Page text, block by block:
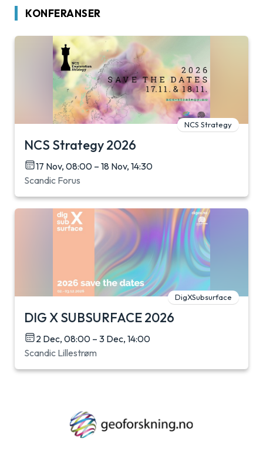
KONFERANSER
NCS Strategy
NCS Strategy 2026
17 Nov, 08:00 – 18 Nov, 14:30
Scandic Forus
DigXSubsurface
DIG X SUBSURFACE 2026
2 Dec, 08:00 – 3 Dec, 14:00
Scandic Lillestrøm